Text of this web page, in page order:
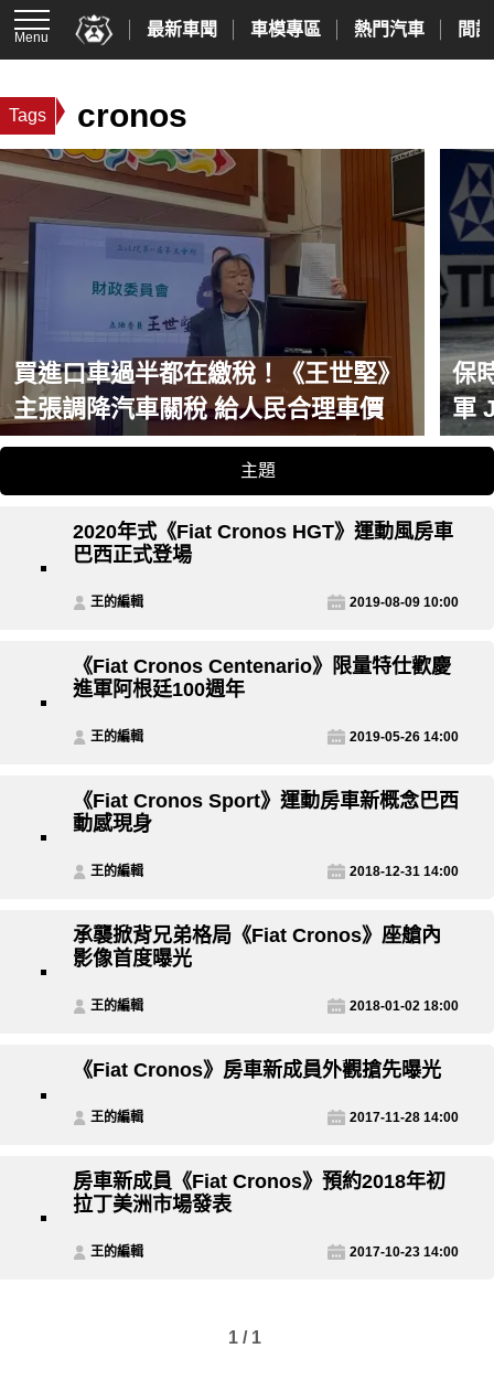
Menu 最新車聞 車模專區 熱門汽車 間
Tags cronos
買進口車過半都在繳稅！《王世堅》
主張調降汽車關稅 給人民合理車價
保
軍 Jake Dennis 代表客戶車隊
主題
2020年式《Fiat Cronos HGT》運動風房車
巴西正式登場
王的編輯 2019-08-09 10:00
《Fiat Cronos Centenario》限量特仕歡慶
進軍阿根廷100週年
王的編輯 2019-05-26 14:00
《Fiat Cronos Sport》運動房車新概念巴西
動感現身
王的編輯 2018-12-31 14:00
承襲掀背兄弟格局《Fiat Cronos》座艙內
影像首度曝光
王的編輯 2018-01-02 18:00
《Fiat Cronos》房車新成員外觀搶先曝光
王的編輯 2017-11-28 14:00
房車新成員《Fiat Cronos》預約2018年初
拉丁美洲市場發表
王的編輯 2017-10-23 14:00
1 / 1